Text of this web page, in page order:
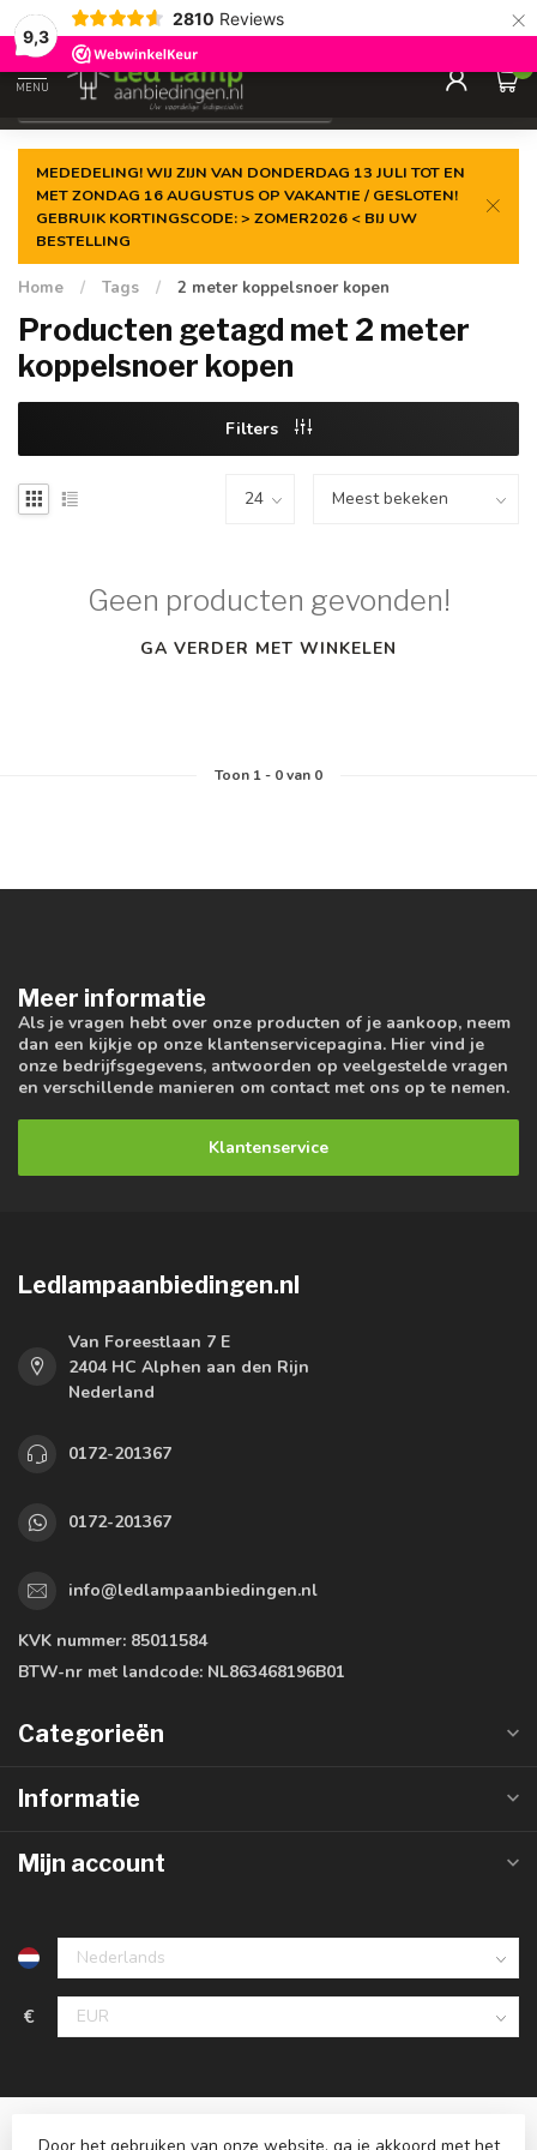
9,3
2810 Reviews ×
Gegarandeerde delaagste prijs
MENU
0
MEDEDELING! WIJ ZIJN VAN DONDERDAG 13 JULI TOT EN
MET ZONDAG 16 AUGUSTUS OP VAKANTIE / GESLOTEN!
GEBRUIK KORTINGSCODE: > ZOMER2026 < BIJ UW
BESTELLING
Home / Tags / 2 meter koppelsnoer kopen
Producten getagd met 2 meter
koppelsnoer kopen
Filters
Geen producten gevonden!
GA VERDER MET WINKELEN
Toon 1- 0van 0
Meer informatie
Als je vragen hebt over onze producten of je aankoop, neem
dan een kijkje op onze klantenservicepagina. Hier vind je
onze bedrijfsgegevens, antwoorden op veelgestelde vragen
en verschillende manieren om contact met ons op te nemen.
Klantenservice
Ledlampaanbiedingen.nl
Van Foreestlaan 7 E
2404 HC Alphen aan den Rijn
Nederland
0172-201367
0172-201367
info@ledlampaanbiedingen.nl
KVK nummer: 85011584
BTW-nr met landcode: NL863468196B01
Categorieën
Informatie
Mijn account
€